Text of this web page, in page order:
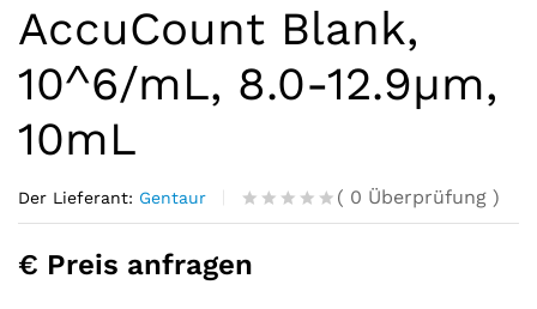
AccuCount Blank,
10^6/mL, 8.0-12.9µm,
10mL
Der Lieferant: Gentaur
R
t
0
( 0 Überprüfung )
€ Preis anfragen